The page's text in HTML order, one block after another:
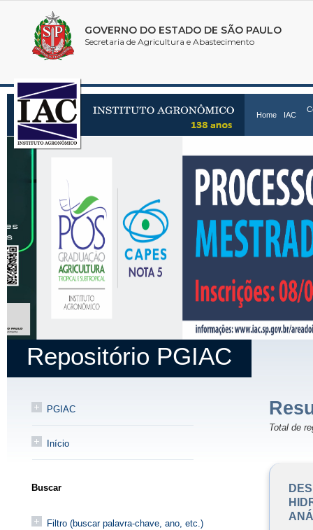
Home IAC
Repositório PGIAC
PGIAC
Início
Buscar
Filtro (buscar palavra-chave, ano, etc.)
Total de